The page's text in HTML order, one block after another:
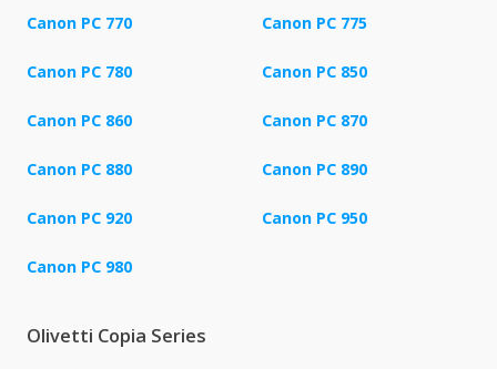
Canon PC 770 Canon PC 775
Canon PC 780 Canon PC 850
Canon PC 860 Canon PC 870
Canon PC 880 Canon PC 890
Canon PC 920 Canon PC 950
Canon PC 980
Olivetti Copia Series